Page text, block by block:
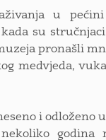
u
kada su
pronašli
medvjeda,
i odloženo
godina